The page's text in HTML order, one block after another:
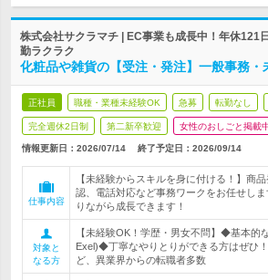
株式会社サクラマチ | EC事業も成長中！年休
勤ラクラク
化粧品や雑貨の【受注・発注】一般事務・
正社員 職種・業種未経験OK 急募 転勤なし
完全週休2日制 第二新卒歓迎 女性のおしごと掲載
情報更新日：2026/07/14 終了予定日： 2026/09/14
仕事内容
【未経験からスキルを身に付ける！】商
認、電話対応など事務ワークをお任せし
りながら成長できます！
対象と
なる方
【未経験OK！学歴・男女不問】◆基本的
Exel)◆丁寧なやりとりができる方はぜひ
ど、異業界からの転職者多数